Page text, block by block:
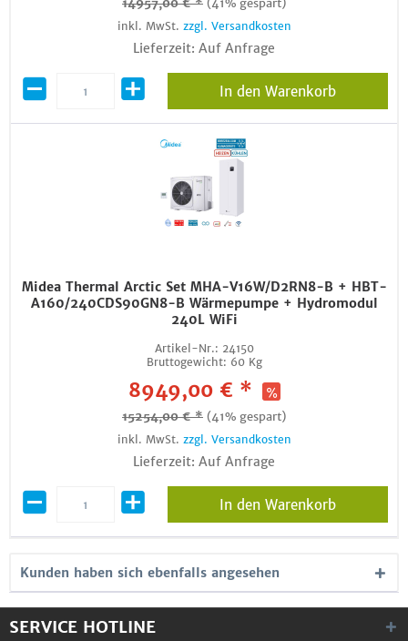
14957,00 € * (41% gespart)
inkl. MwSt. zzgl. Versandkosten
Lieferzeit: Auf Anfrage
In den Warenkorb
Midea Thermal Arctic Set MHA-V16W/D2RN8-B + HBT-
A160/240CDS90GN8-B Wärmepumpe + Hydromodul
240L WiFi
Artikel-Nr.: 24150
Bruttogewicht: 60 Kg
8949,00 € *
15254,00 € * (41% gespart)
inkl. MwSt. zzgl. Versandkosten
Lieferzeit: Auf Anfrage
In den Warenkorb
Kunden haben sich ebenfalls angesehen
SERVICE HOTLINE